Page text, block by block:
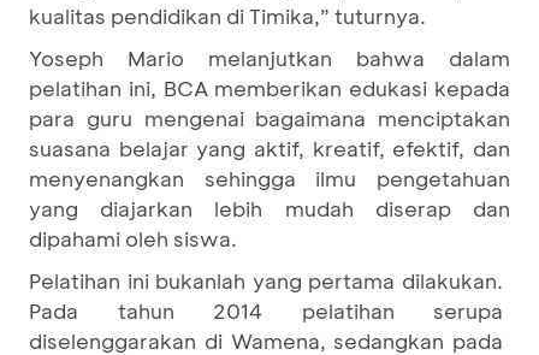
kualitas pendidikan di Timika,” tuturnya.
Yoseph Mario melanjutkan bahwa dalam
pelatihan ini, BCA memberikan edukasi kepada
para guru mengenai bagaimana menciptakan
suasana belajar yang aktif, kreatif, efektif, dan
menyenangkan sehingga ilmu pengetahuan
yang diajarkan lebih mudah diserap dan
dipahami oleh siswa.
Pelatihan ini bukanlah yang pertama dilakukan.
Pada tahun 2014 pelatihan serupa
diselenggarakan di Wamena, sedangkan pada